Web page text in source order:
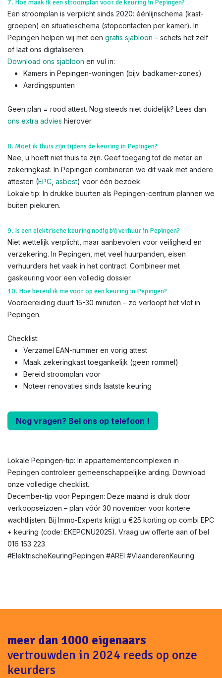
7. Hoe maak ik een stroomplan voor de keuring in Pepingen?
Een stroomplan is verplicht sinds 2020: éénlijnschema (kast-
groepen) en situatieschema (stopcontacten per kamer). In
Pepingen helpen wij met een gratis sjabloon – schets het zelf
of laat ons digitaliseren.
Download ons sjabloon en vul in:
Kamers in Pepingen-woningen (bijv. badkamer-zones)
Aardingspunten
Geen plan = rood attest. Nog steeds niet duidelijk? Lees dan
ons extra advies hierover.
8. Moet ik thuis zijn tijdens de keuring in Pepingen?
Nee, u hoeft niet thuis te zijn. Geef toegang tot de meter en
zekeringkast. In Pepingen combineren we dit vaak met andere
attesten (EPC asbest) voor één bezoek.
Lokale tip: In drukke buurten als Pepingen-centrum plannen we
buiten piekuren.
9. Is een elektrische keuring nodig bij verhuur in Pepingen?
Niet wettelijk verplicht, maar aanbevolen voor veiligheid en
verzekering. In Pepingen, met veel huurpanden, eisen
verhuurders het vaak in het contract. Combineer met
gaskeuring voor een volledig dossier.
10. Hoe bereid ik me voor op een keuring in Pepingen?
Voorbereiding duurt 15-30 minuten – zo verloopt het vlot in
Pepingen.
Checklist:
Verzamel EAN-nummer en vorig attest
Maak zekeringkast toegankelijk (geen rommel)
Bereid stroomplan voor
Noteer renovaties sinds laatste keuring
Nog vragen? Bel ons op telefoon !
Lokale Pepingen-tip: In appartementencomplexen in
Pepingen controleer gemeenschappelijke arding. Download
onze volledige checklist.
December-tip voor Pepingen: Deze maand is druk door
verkoopseizoen – plan vóór 30 november voor kortere
wachtlijsten. Bij Immo-Experts krijgt u €25 korting op combi EPC
+ keuring (code: EKEPCNU2025). Vraag uw offerte aan of bel
016 153 223
#ElektrischeKeuringPepingen #AREI #VlaanderenKeuring
meer dan 1000 eigenaars
vertrouwden in 2024 reeds op onze
keurders